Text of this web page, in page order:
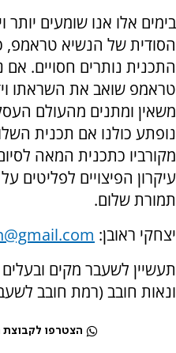
בימים אלו אנו שומעים
הסודית של הנשיא טראמפ,
התכנית נותרים חסויים.
טראמפ שואב את השראתו
משאין ומתנים מהעולם
נופתע כולנו אם תכנית
מקורביו כתכנית המאה
עיקרון הפיצויים לפליטים
תמורת שלום.
יצחקי ראובן:
תעשיין לשעבר מקים
ונאות חובב (רמת חובב
הצטרפו לקבוצת